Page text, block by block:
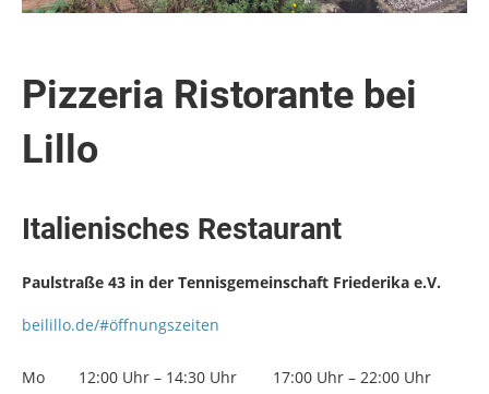
Pizzeria Ristorante bei
Lillo
Italienisches Restaurant
Paulstraße 43 in der Tennisgemeinschaft Friederika e.V.
beilillo.de/#öffnungszeiten
Mo 12:00 Uhr – 14:30 Uhr
17:00 Uhr – 22:00 Uhr